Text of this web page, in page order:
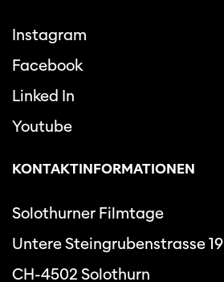
Instagram
Facebook
Linked In
Youtube
KONTAKTINFORMATIONEN
Solothurner Filmtage
Untere Steingrubenstrasse 19
CH-4502 Solothurn